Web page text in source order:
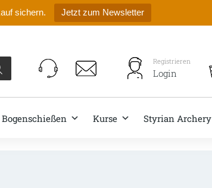
sichern. Jetzt zum Newsletter
Registrieren
Login
Bogenschießen Kurse Styrian Archery